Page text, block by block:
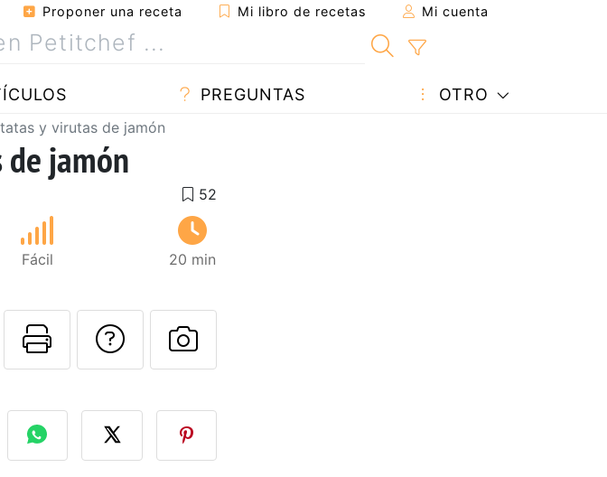
Proponer una receta Mi libro de recetas Mi cuenta
PREGUNTAS OTRO
y virutas de jamón
de jamón
Fácil 20 min
esta receta a un amigo
Imprimir esta página
Preguntar al autor
Publicar la foto de esta receta